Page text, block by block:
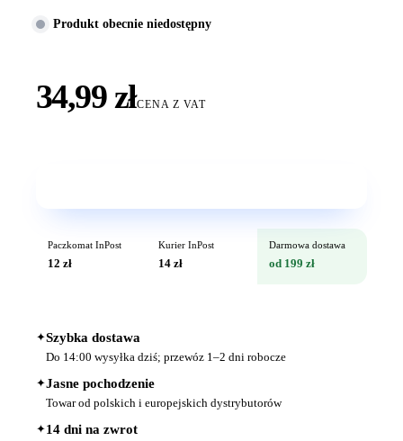
Produkt obecnie niedostępny
34,99 złCENA Z VAT
Paczkomat InPost
12 zł
Kurier InPost
14 zł
Darmowa dostawa
od 199 zł
✦Szybka dostawa
Do 14:00 wysyłka dziś; przewóz 1–2 dni robocze
✦Jasne pochodzenie
Towar od polskich i europejskich dystrybutorów
✦14 dni na zwrot